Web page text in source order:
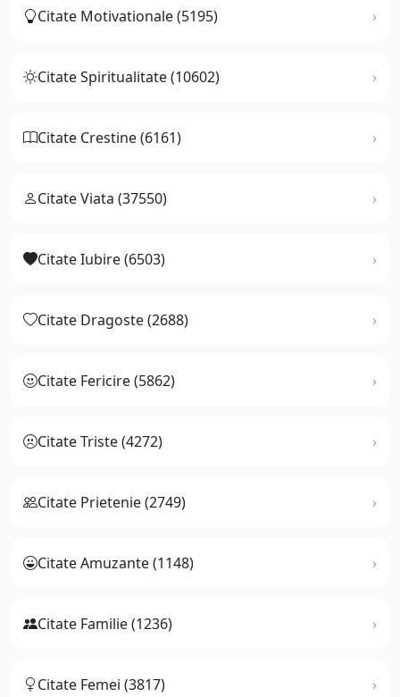
Citate Motivationale (5195)
Citate Spiritualitate (10602)
Citate Crestine (6161)
Citate Viata (37550)
Citate Iubire (6503)
Citate Dragoste (2688)
Citate Fericire (5862)
Citate Triste (4272)
Citate Prietenie (2749)
Citate Amuzante (1148)
Citate Familie (1236)
Citate Femei (3817)